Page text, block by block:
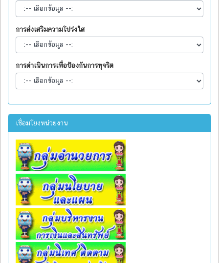
การส่งเสริมความโปร่งใส
การดำเนินการเพื่อป้องกันการทุจริต
เชื่อมโยงหน่วยงาน